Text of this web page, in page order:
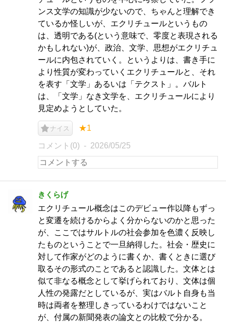
ンス文学の知識が少ないので、ちゃんと理解でき
ているか怪しいが、エクリチュールというもの
は、透明である(という意味で、零度と表現される
かもしれない)が、政治、文学、思想がエクリチュ
ールに内包されていく。というよりは、書き手に
より性質が変わっていくエクリチュールと、それ
を表す「文学」あるいは「テクスト」。バルト
は、「文学」なき文学を、エクリチュールにより
見定めようとしていた。
ナイス ★1
コメント(0) 2026/05/25
きくらげ
エクリチュール概念はこのデビュー作以降もずっ
と変遷を続けるからよく分からないのかと思った
が、ここではサルトルの社会参加を色濃く反映し
たものということで一旦納得した。社会・歴史に
対して作家がどのように書くか、書くときに選び
取るその形式のことであると認識した。文体とは
似て非なる概念として挙げられており、文体は個
人性の発露だとしているが、実はバルト自身も当
時は両者を整理しきっているわけではないこと
が、付属の新聞発表の論文との比較で分かる。